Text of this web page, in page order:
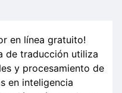
en línea gratuito!
de traducción utiliza
y procesamiento de
en inteligencia